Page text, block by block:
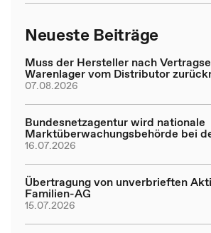
Neueste Beiträge
Muss der Hersteller nach
Warenlager vom Distributor
07.08.2026
Bundesnetzagentur wird nationale
Marktüberwachungsbehörde bei
16.07.2026
Übertragung von unverbrieften
Familien-AG
15.07.2026